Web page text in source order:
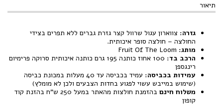
תיאור
גזרה: צווארון עגול שרוול קצר גזרת גברים ללא תפרים בצידי
החולצה – חולצה סופר איכותית.
מותג:
הרכב בד:
100 אחוז כותנה 195 גרם כותנה איכותית סרוקה פרימיום
רינגספן
עמידות בכביסה:
עמיד בכביסה עד 40 מעלות במכונת כביסה
(שימוש במייבש עשוי לפגוע בחדות הצבעים ולכן לא מומלץ)
משלוח חינם
בהזמנת חולצות מהאתר במעל 250 ש"ח בהזנת קוד
קופון